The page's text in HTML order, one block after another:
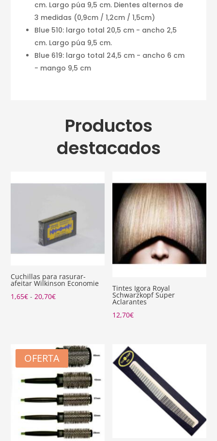
cm. Largo púa 9,5 cm. Dientes alternos de
3 medidas (0,9cm / 1,2cm / 1,5cm)
Blue 510: largo total 20,5 cm - ancho 2,5
cm. Largo púa 9,5 cm.
Blue 619: largo total 24,5 cm - ancho 6 cm
- mango 9,5 cm
Productos
destacados
Cuchillas para rasurar-
afeitar Wilkinson Economie
1,65€ - 20,70€Rango
1,65€
hasta
20,70€
Tintes Igora Royal
Schwarzkopf Super
Aclarantes
12,70€
OFERTA